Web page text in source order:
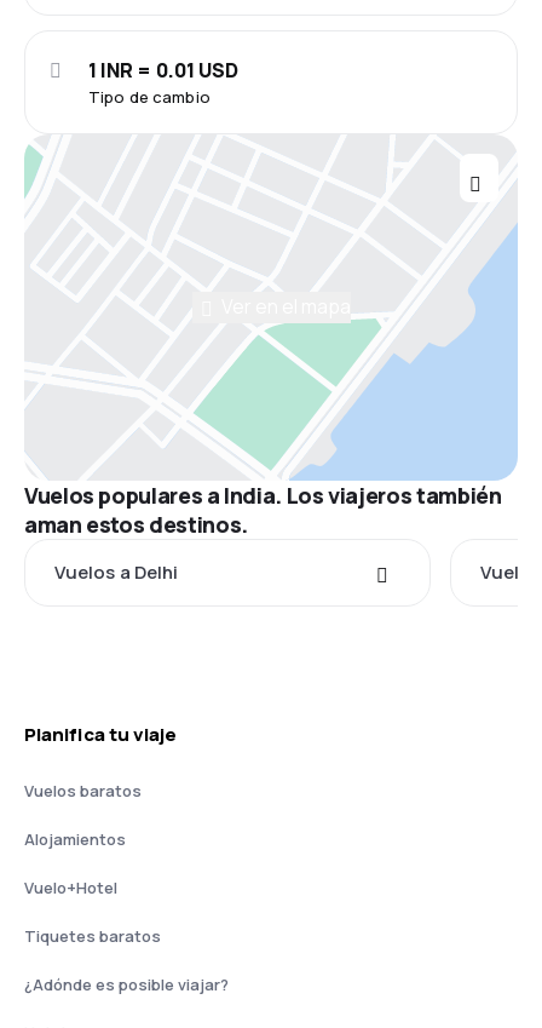
Tipo de cambio
1 INR = 0.01 USD
Vuelos populares a India. Los viajeros también
aman estos destinos.
Vuelos a Delhi
Planifica tu viaje
Vuelos baratos
Alojamientos
Vuelo+Hotel
Tiquetes baratos
¿Adónde es posible viajar?